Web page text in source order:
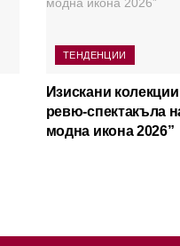
ТЕНДЕНЦИИ
Изискани
ревю-спектакъла
модна икона 2026”